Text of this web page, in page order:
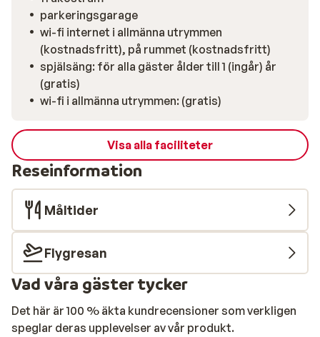
parkeringsgarage
wi-fi internet i allmänna utrymmen
(kostnadsfritt), på rummet (kostnadsfritt)
spjälsäng: för alla gäster ålder till 1 (ingår) år
(gratis)
wi-fi i allmänna utrymmen: (gratis)
Visa alla faciliteter
Reseinformation
Måltider
Flygresan
Vad våra gäster tycker
Det här är 100 % äkta kundrecensioner som verkligen
speglar deras upplevelser av vår produkt.